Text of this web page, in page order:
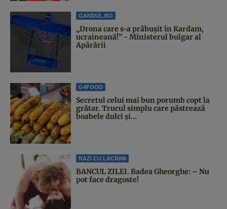
GANDUL.RO
„Drona care s-a prăbușit în Kardam,
ucraineană!” - Ministerul bulgar al
Apărării
G4FOOD
Secretul celui mai bun porumb copt la
grătar. Trucul simplu care păstrează
boabele dulci și...
RAZI CU LACRIMI
BANCUL ZILEI. Badea Gheorghe: – Nu
pot face dragoste!